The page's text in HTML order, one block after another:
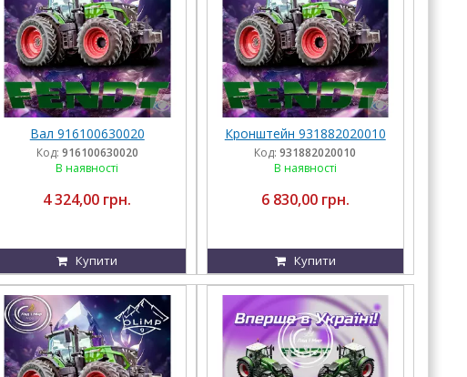
Вал 916100630020
Код: 916100630020
В наявності
4 324,00 грн.
Купити
Кронштейн 931882020010
Код: 931882020010
В наявності
6 830,00 грн.
Купити